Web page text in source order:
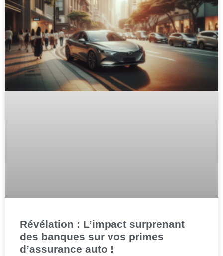
Révélation : L’impact surprenant
des banques sur vos primes
d’assurance auto !